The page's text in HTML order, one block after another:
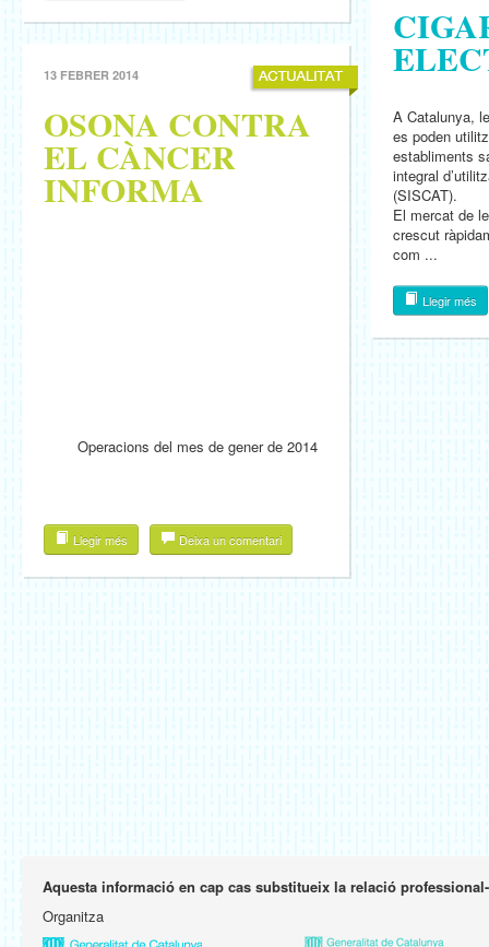
13 FEBRER 2014
OSONA CONTRA
EL CÀNCER
INFORMA
Operacions del mes de gener de 2014
Llegir més Deixa un comentari
A Catalunya,
es poden
establiments
integral
(SISCAT).
El mercat de
crescut
com ...
Llegir més
Aquesta informació en cap cas substitueix la relació
Organitza